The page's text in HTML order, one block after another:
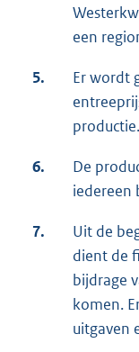
een
5.
Er wordt
productie.
6.
De
iedereen
7.
Uit de
dient de
bijdrage
komen.
uitgaven